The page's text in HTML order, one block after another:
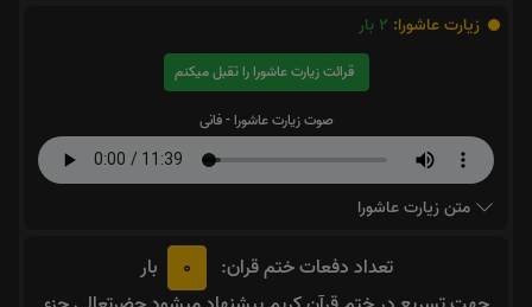
زیارت عاشورا: 2 بار
قرائت زیارت عاشورا را تقبل میکنم
صوت زیارت عاشورا - فانی
متن زیارت عاشورا
تعداد دفعات ختم قران: 0
بار